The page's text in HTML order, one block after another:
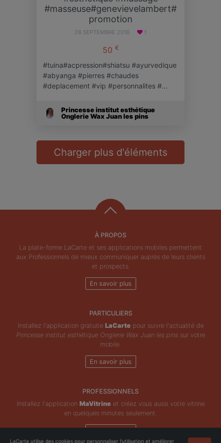
#masseuse#genevievelambert#
promotion
28 SEPTEMBRE 2016 1
50 €
#tuina#acpression#shiatsu #ayurvedique
#abyanga #pierres #chaudes
#deplacement #vip #personnalites #…
Princesse institut esthétique
Onglerie Wax Juan les pins
Charger plus d'éléments
À PROPOS
La plate-forme LaCarte et ses applications mobiles permettent
aux Professionnels de mieux communiquer auprès de leurs clients
et prospects.
En savoir plus
PARTICULIERS
Installez l'application gratuite LaCartepour suivre l'actualité de
Princesse institut esthétique Onglerie Wax Juan les pinssur votre
mobile.
En savoir plus
PROFESSIONNELS
Installez l'application MaVitrineet créez vous aussi votre vitrine
en quelques minutes seulement.
En savoir plus
LaCarte utilise des cookies pour personnaliser l'utilisation et améliorer